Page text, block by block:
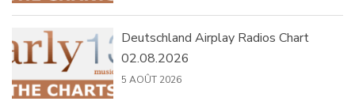
Deutschland Airplay Radios Chart
02.08.2026
5 AOÛT 2026